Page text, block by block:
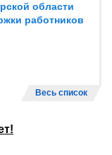
области
работников
Весь список